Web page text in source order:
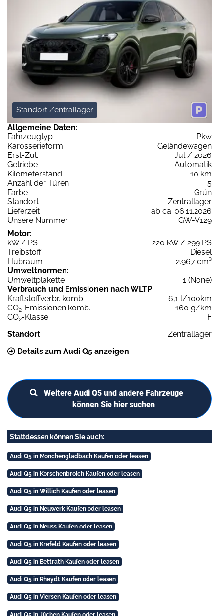
Standort Zentrallager
Allgemeine Daten:
Fahrzeugtyp
Pkw
Karosserieform
Geländewagen
Erst-Zul.
Jul / 2026
Getriebe
Automatik
Kilometerstand
10 km
Anzahl der Türen
5
Farbe
Grün
Standort
Zentrallager
Lieferzeit
ab ca. 06.11.2026
Unsere Nummer
GW-V129
Motor:
kW / PS
220 kW / 299 PS
Treibstoff
Diesel
Hubraum
2.967 cm³
Umweltnormen:
Umweltplakette
1 (None)
Verbrauch und Emissionen nach WLTP:
Kraftstoffverbr. komb.
6,1 l/100km
CO2-Emissionen komb.
160 g/km
CO2-Klasse
F
Standort
Zentrallager
Details zum Audi Q5 anzeigen
Weitere Audi Q5 und andere Fahrzeuge
können Sie hier suchen
Stattdessen können Sie auch:
Audi Q5 in Mönchengladbach Kaufen oder leasen
Audi Q5 in Korschenbroich Kaufen oder leasen
Audi Q5 in Willich Kaufen oder leasen
Audi Q5 in Neuwerk Kaufen oder leasen
Audi Q5 in Neuss Kaufen oder leasen
Audi Q5 in Krefeld Kaufen oder leasen
Audi Q5 in Bettrath Kaufen oder leasen
Audi Q5 in Rheydt Kaufen oder leasen
Audi Q5 in Viersen Kaufen oder leasen
Audi Q5 in Jüchen Kaufen oder leasen